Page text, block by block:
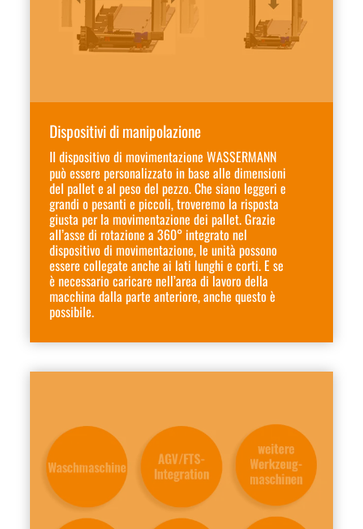
Dispositivi di manipolazione
Il dispositivo di movimentazione WASSERMANN
può essere personalizzato in base alle dimensioni
del pallet e al peso del pezzo. Che siano leggeri e
grandi o pesanti e piccoli, troveremo la risposta
giusta per la movimentazione dei pallet. Grazie
all’asse di rotazione a 360° integrato nel
dispositivo di movimentazione, le unità possono
essere collegate anche ai lati lunghi e corti. E se
è necessario caricare nell’area di lavoro della
macchina dalla parte anteriore, anche questo è
possibile.